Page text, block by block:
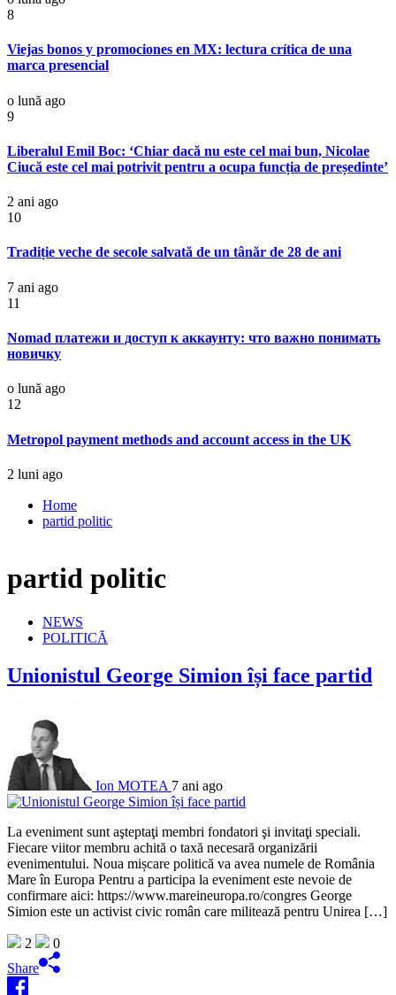
8
Viejas bonos y promociones en MX: lectura crítica de una
marca presencial
o lună ago
9
Liberalul Emil Boc: ‘Chiar dacă nu este cel mai bun, Nicolae
Ciucă este cel mai potrivit pentru a ocupa funcția de președinte’
2 ani ago
10
Tradiție veche de secole salvată de un tânăr de 28 de ani
7 ani ago
11
Nomad платежи и доступ к аккаунту: что важно понимать
новичку
o lună ago
12
Metropol payment methods and account access in the UK
2 luni ago
Home
partid politic
partid politic
NEWS
POLITICĂ
Unionistul George Simion își face partid
Ion MOTEA 7 ani ago
La eveniment sunt aşteptaţi membri fondatori şi invitaţi speciali.
Fiecare viitor membru achită o taxă necesară organizării
evenimentului. Noua mișcare politică va avea numele de România
Mare în Europa Pentru a participa la eveniment este nevoie de
confirmare aici: https://www.mareineuropa.ro/congres George
Simion este un activist civic român care militează pentru Unirea […]
2
0
Share